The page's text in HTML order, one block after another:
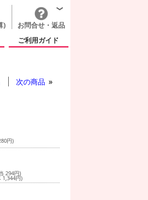
)
お問合せ・返品
ご利用ガイド
次の商品
円)
294円)
1,344円)